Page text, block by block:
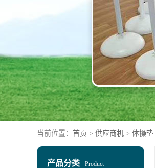
当前位置： 首页 > 供应商机 > 体操垫
产品分类 Product